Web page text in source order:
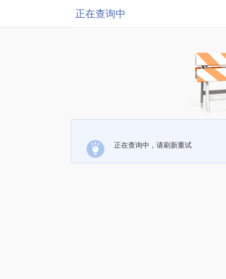
正在查询中
正在查询中，请刷新重试